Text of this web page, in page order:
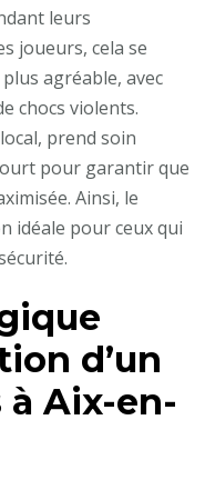
leurs
joueurs, cela se
agréable, avec
chocs violents.
prend soin
pour garantir que
Ainsi, le
idéale pour ceux qui
d’un
Aix-en-